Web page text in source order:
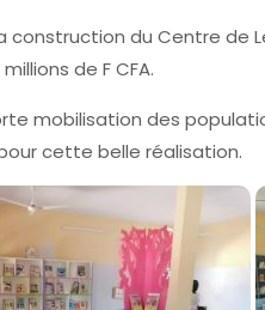
construction du Centre de
de F CFA.
mobilisation des
cette belle réalisation.